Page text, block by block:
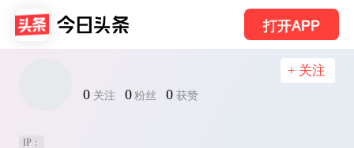
打开APP
0 关注 0 粉丝 0 获赞
+ 关注
IP：